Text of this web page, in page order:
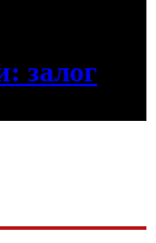
залог